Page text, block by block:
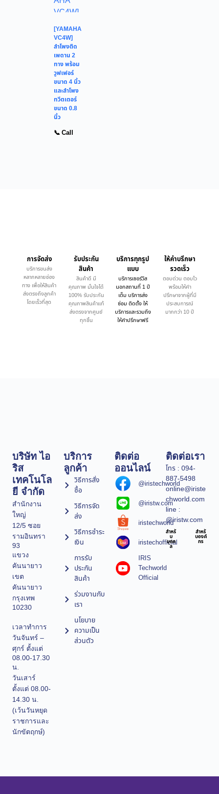
[YAMAHA
VC4W]
ลำโพงติด
เพดาน 2
ทาง พร้อม
วูฟเฟอร์
ขนาด 4 นิ้ว
และลำโพง
ทวีตเตอร์
ขนาด 0.8
นิ้ว
📞 Call
การจัดส่ง
บริการขนส่ง
หลากหลายช่อง
ทาง เพื่อให้สินค้า
ส่งตรงถึงลูกค้า
โดยเร็วที่สุด
รับประกัน
สินค้า
สินค้าดี มี
คุณภาพ มั่นใจได้
100% รับประกัน
คุณภาพสินค้าแท้
ส่งตรงจากศูนย์
ทุกชิ้น
บริการทุกรูป
แบบ
บริการเซอร์วิส
นอกสถานที่ 1 ปี
เต็ม บริการส่ง
ซ่อม ติดตั้ง ให้
บริการและรวมถึง
ให้คำปรึกษาฟรี
ให้คำบรึกษา
รวดเร็ว
ตอบด่วน ตอบไว
พร้อมให้คำ
ปรึกษาจากผู้ที่มี
ประสบการณ์
มากกว่า 10 ปี
บริษัท ไอ
ริส
เทคโนโล
ยี จำกัด
สำนักงาน
ใหญ่
12/5 ซอย
รามอินทรา
93
แขวง
คันนายาว
เขต
คันนายาว
กรุงเทพ
10230
เวลาทำการ
วันจันทร์ –
ศุกร์ ตั้งแต่
08.00-17.30
น.
วันเสาร์
ตั้งแต่ 08.00-
14.30 น.
(เว้นวันหยุด
ราชการและ
นักขัตฤกษ์)
บริการ
ลูกค้า
วิธีการสั่ง
ซื้อ
วิธีการจัด
ส่ง
วิธีการชำระ
เงิน
การรับ
ประกัน
สินค้า
ร่วมงานกับ
เรา
นโยบาย
ความเป็น
ส่วนตัว
ติดต่อ
ออนไลน์
@iristechworld
@iristw.com
iristechworld
iristechofficial
IRIS
Techworld
Official
ติดต่อเรา
โทร : 094-
887-5498
online@iriste
chworld.com
line :
@iristw.com
สำหรั
บ
บุคค
ล
สำหรั
บองค์
กร